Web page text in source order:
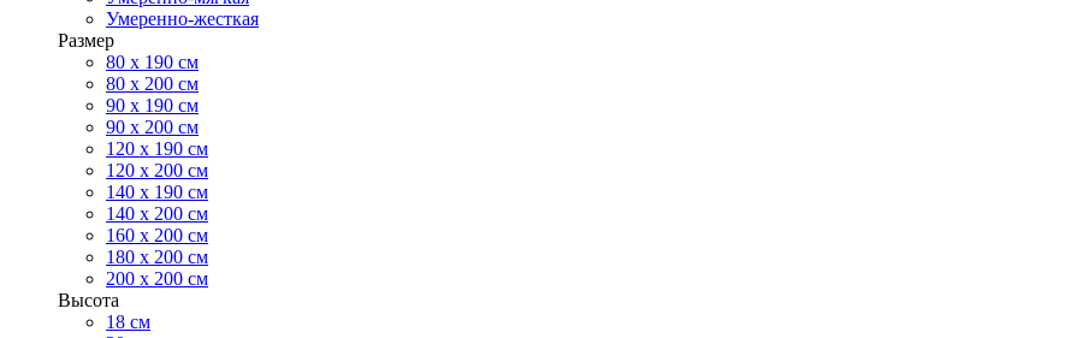
Умеренно-жесткая
Размер
80 х 190 см
80 х 200 см
90 х 190 см
90 х 200 см
120 х 190 см
120 х 200 см
140 х 190 см
140 х 200 см
160 х 200 см
180 х 200 см
200 х 200 см
Высота
18 см